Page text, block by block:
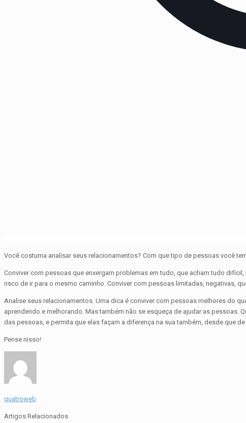
Você costuma analisar seus relacionamentos? Com que tipo de pessoas você
Conviver com pessoas que enxergam problemas em tudo, que acham tudo
risco de ir para o mesmo caminho. Conviver com pessoas limitadas, negativas,
Analise seus relacionamentos. Uma dica é conviver com pessoas melhores do
aprendendo e melhorando. Mas também não se esqueça de ajudar as pessoas.
das pessoas, e permita que elas façam a diferença na sua também, desde que
Pense nisso!
quatroweb
Artigos Relacionados